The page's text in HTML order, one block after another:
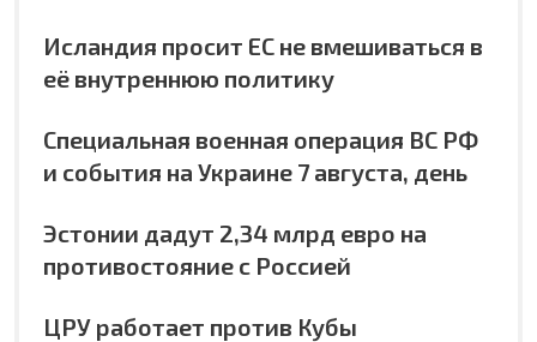
Исландия просит ЕС не вмешиваться в
её внутреннюю политику
Специальная военная операция ВС РФ
и события на Украине 7 августа, день
Эстонии дадут 2,34 млрд евро на
противостояние с Россией
ЦРУ работает против Кубы